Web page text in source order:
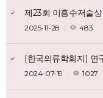
제23회 이흥수저술
2025-11-28 483
[한국의류학회지] 연
2024-07-19 1027